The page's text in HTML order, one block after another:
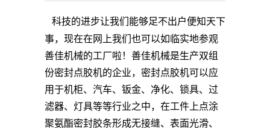
科技的进步让我们能够足不出户便知天下
事，现在在网上我们也可以如临实地参观
善佳机械的工厂啦！善佳机械是生产双组
份密封点胶机的企业，密封点胶机可以应
用于机柜、 汽车、钣金、净化、 锁具、 过
滤器、灯具等等行业之中，在工件上点涂
聚氨酯密封胶条形成无接缝、表面光滑、